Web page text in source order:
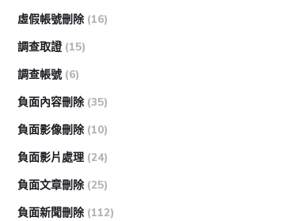
虛假帳號刪除 (16)
調查取證 (15)
調查帳號 (6)
負面內容刪除 (35)
負面影像刪除 (10)
負面影片處理 (24)
負面文章刪除 (25)
負面新聞刪除 (112)